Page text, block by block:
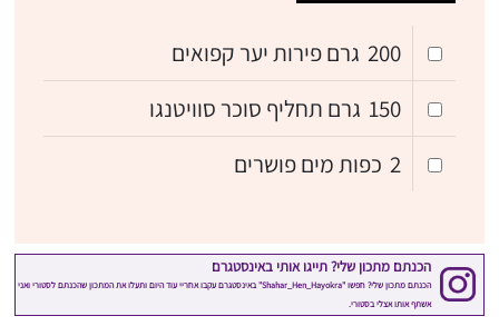
200 גרם פירות יער קפואים
150 גרם תחליף סוכר סוויטנגו
2 כפות מים פושרים